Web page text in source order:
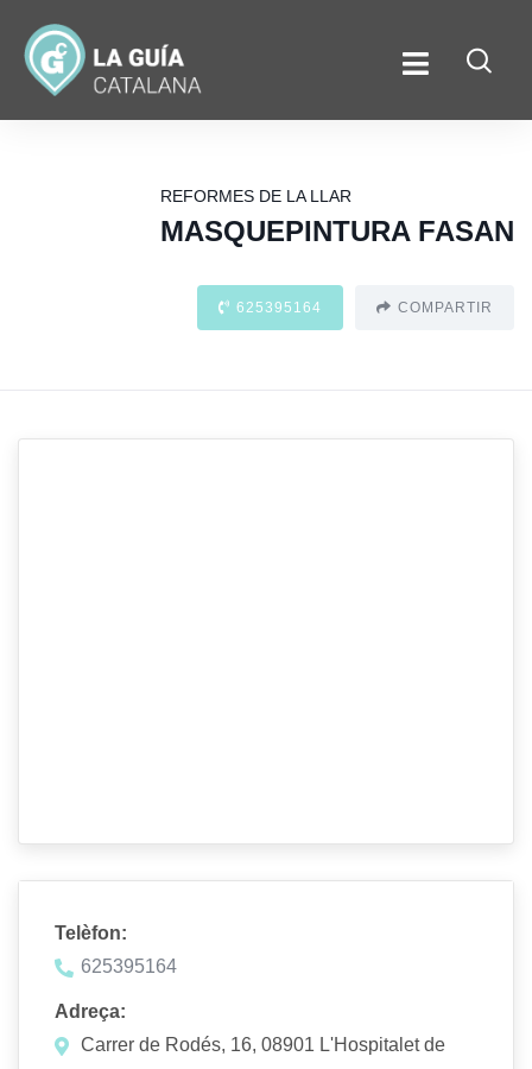
REFORMES DE LA LLAR
MASQUEPINTURA FASAN
625395164 COMPARTIR
Telèfon:
625395164
Adreça:
Carrer de Rodés, 16, 08901 L'Hospitalet de